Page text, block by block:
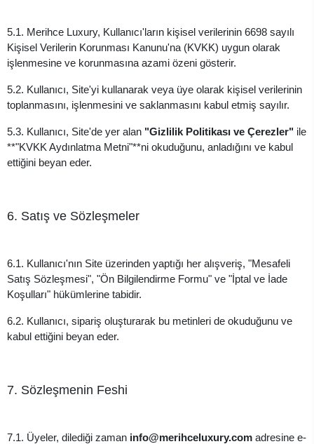
5.1. Merihce Luxury, Kullanıcı'ların kişisel verilerinin 6698 sayılı
Kişisel Verilerin Korunması Kanunu'na (KVKK) uygun olarak
işlenmesine ve korunmasına azami özeni gösterir.
5.2. Kullanıcı, Site'yi kullanarak veya üye olarak kişisel verilerinin
toplanmasını, işlenmesini ve saklanmasını kabul etmiş sayılır.
5.3. Kullanıcı, Site'de yer alan "Gizlilik Politikası ve Çerezler" ile
**"KVKK Aydınlatma Metni"**ni okuduğunu, anladığını ve kabul
ettiğini beyan eder.
6. Satış ve Sözleşmeler
6.1. Kullanıcı'nın Site üzerinden yaptığı her alışveriş, "Mesafeli
Satış Sözleşmesi", "Ön Bilgilendirme Formu" ve "İptal ve İade
Koşulları" hükümlerine tabidir.
6.2. Kullanıcı, sipariş oluşturarak bu metinleri de okuduğunu ve
kabul ettiğini beyan eder.
7. Sözleşmenin Feshi
7.1. Üyeler, dilediği zaman info@merihceluxury.com adresine e-